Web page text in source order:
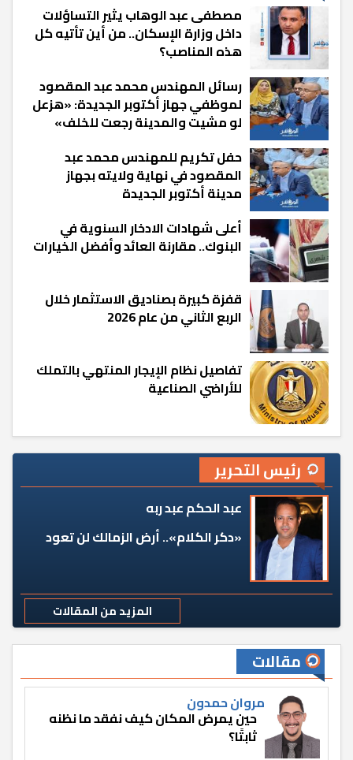
مصطفى عبد الوهاب يثير التساؤلات
داخل وزارة الإسكان.. من أين تأتيه كل
هذه المناصب؟
رسائل المهندس محمد عبد المقصود
لموظفي جهاز أكتوبر الجديدة: «هزعل
لو مشيت والمدينة رجعت للخلف»
حفل تكريم للمهندس محمد عبد
المقصود في نهاية ولايته بجهاز
مدينة أكتوبر الجديدة
أعلى شهادات الادخار السنوية في
البنوك.. مقارنة العائد وأفضل الخيارات
قفزة كبيرة بصناديق الاستثمار خلال
الربع الثاني من عام 2026
تفاصيل نظام الإيجار المنتهي بالتملك
للأراضي الصناعية
رئيس التحرير
عبد الحكم عبد ربه
«دكر الكلام».. أرض الزمالك لن تعود
المزيد من المقالات
مقالات
مروان حمدون
حين يمرض المكان كيف نفقد ما نظنه
ثابتًا؟